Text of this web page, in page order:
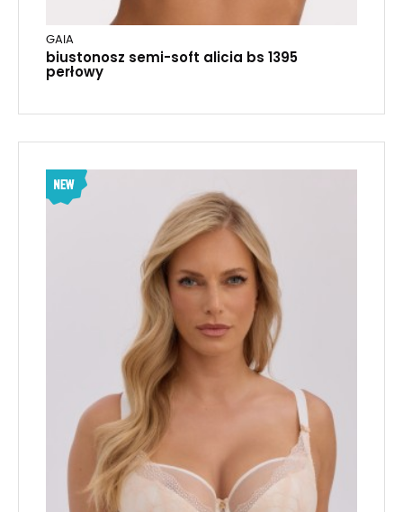
GAIA
biustonosz semi-soft alicia bs 1395
perłowy